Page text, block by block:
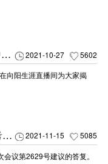
2021-10-27 5602
直播课分享 | 如何让生涯规划在高中教育领域落地变现（干货）
向阳生涯直播间为大家揭
2021-11-15 5085
教育部逐步建立两类高考制度，高考志愿规划师市场空间大增70%
议第2629号建议的答复。